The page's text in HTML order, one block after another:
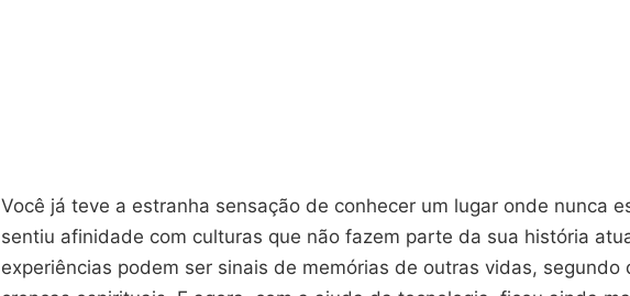
Você já teve a estranha sensação de conhecer um lugar onde nunca
sentiu afinidade com culturas que não fazem parte da sua história
experiências podem ser sinais de memórias de outras vidas, segundo